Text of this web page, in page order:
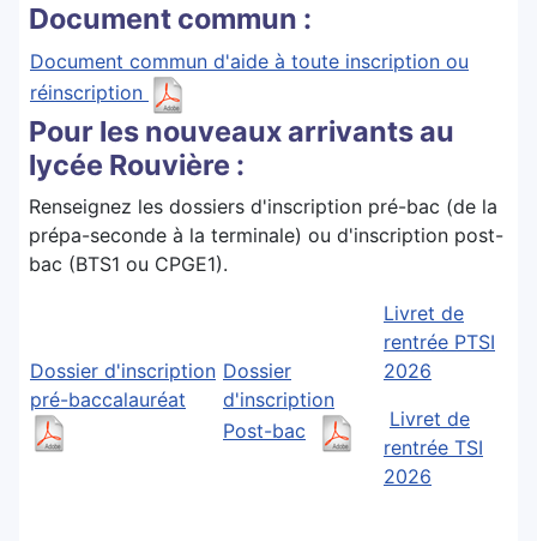
Document commun :
Document commun d'aide à toute inscription ou
réinscription
Pour les nouveaux arrivants au
lycée Rouvière :
Renseignez les dossiers d'inscription pré-bac (de la
prépa-seconde à la terminale) ou d'inscription post-
bac (BTS1 ou CPGE1).
Dossier d'inscription
pré-baccalauréat
Dossier
d'inscription
Post-bac
Livret de
rentrée PTSI
2026
Livret de
rentrée TSI
2026